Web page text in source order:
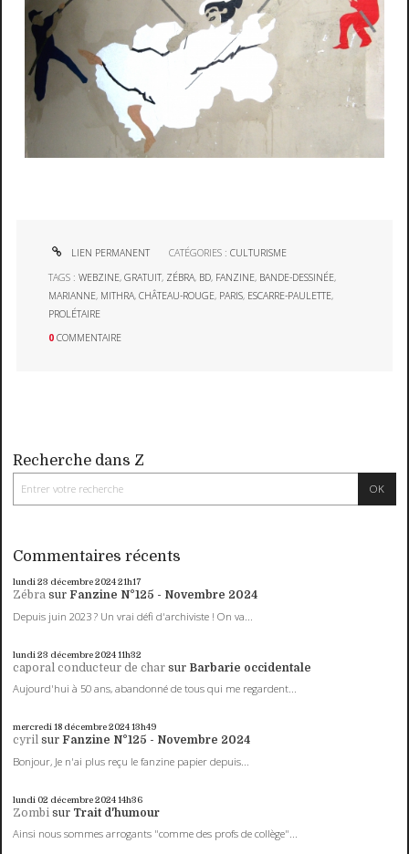
LIEN PERMANENT CATÉGORIES :CULTURISME
TAGS :WEBZINE,GRATUIT, ZÉBRA, BD, FANZINE, BANDE-DESSINÉE,
MARIANNE, MITHRA,CHÂTEAU-ROUGE, PARIS, ESCARRE-PAULETTE,
PROLÉTAIRE
0 COMMENTAIRE
Recherche dans Z
Commentaires récents
lundi 23 décembre 202421h17
Zébra sur Fanzine N°125 - Novembre 2024
Depuis juin 2023 ? Un vrai défi d'archiviste ! On va...
lundi 23 décembre 202411h32
caporal conducteur de char sur Barbarie occidentale
Aujourd'hui à 50 ans, abandonné de tous qui me regardent...
mercredi 18 décembre 202413h49
cyril sur Fanzine N°125 - Novembre 2024
Bonjour, Je n'ai plus reçu le fanzine papier depuis...
lundi 02 décembre 202414h36
Zombi sur Trait d'humour
Ainsi nous sommes arrogants "comme des profs de collège"...